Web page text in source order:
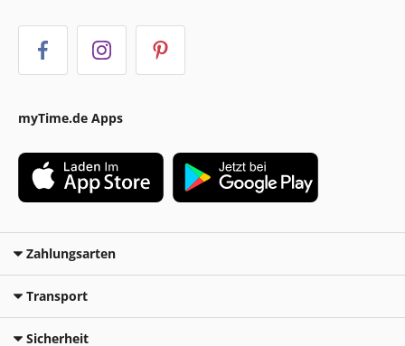
myTime.de Apps
Zahlungsarten
Transport
Sicherheit